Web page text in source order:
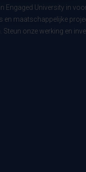
Engaged University in
en maatschappelijke
onze werking en